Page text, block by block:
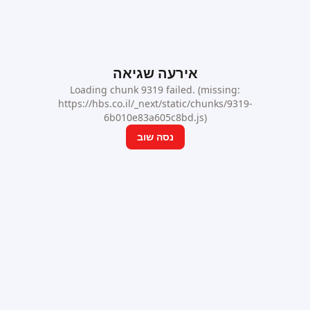
אירעה שגיאה
Loading chunk 9319 failed. (missing:
https://hbs.co.il/_next/static/chunks/9319-
6b010e83a605c8bd.js)